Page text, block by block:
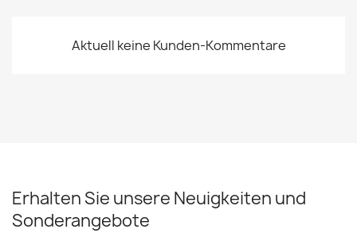
Aktuell keine Kunden-Kommentare
Erhalten Sie unsere Neuigkeiten und
Sonderangebote